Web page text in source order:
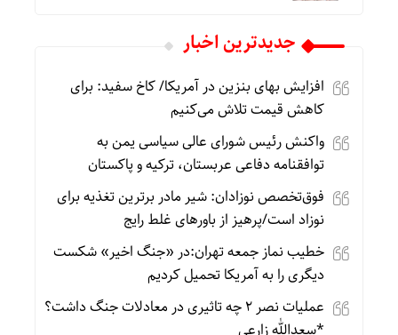
جديدترين اخبار
افزایش بهای بنزین در آمریکا/ کاخ سفید: برای
کاهش قیمت تلاش می‌کنیم
واکنش رئیس شورای عالی سیاسی یمن به
توافقنامه دفاعی عربستان، ترکیه و پاکستان
فوق‌تخصص نوزادان: شیر مادر برترین تغذیه برای
نوزاد است/پرهیز از باورهای غلط رایج
خطیب نماز جمعه تهران:در «جنگ اخیر» شکست
دیگری را به آمریکا تحمیل کردیم
عملیات نصر ۲ چه تاثیری در معادلات جنگ داشت؟
*سعدالله زارعی